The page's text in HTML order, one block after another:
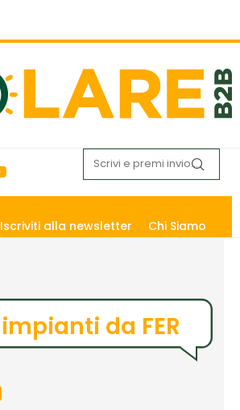
Iscriviti alla newsletter Chi Siamo
impianti da FER